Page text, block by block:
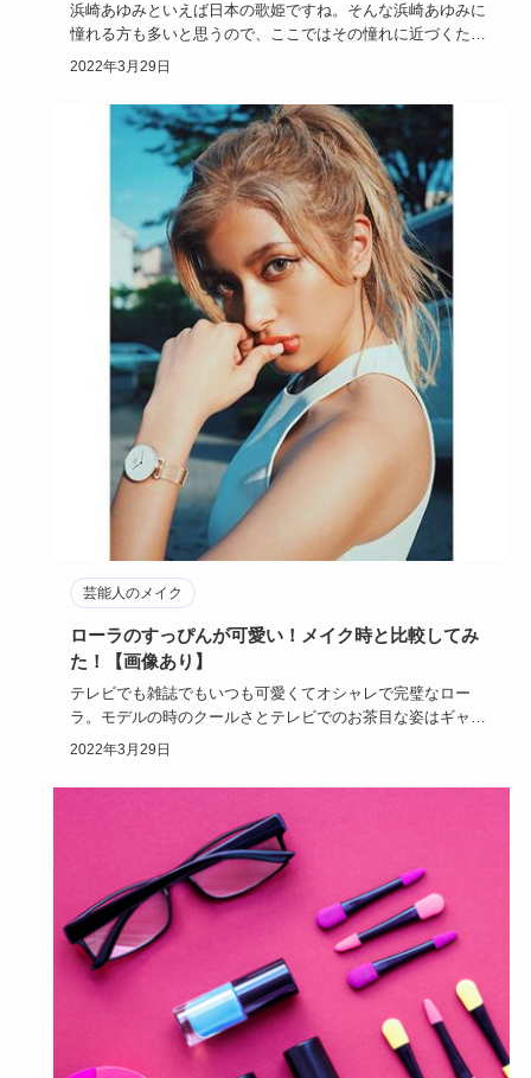
浜崎あゆみといえば日本の歌姫ですね。そんな浜崎あゆみに
憧れる方も多いと思うので、ここではその憧れに近づくため
のメイク方法を…
2022年3月29日
芸能人のメイク
ローラのすっぴんが可愛い！メイク時と比較してみ
た！【画像あり】
テレビでも雑誌でもいつも可愛くてオシャレで完璧なロー
ラ。モデルの時のクールさとテレビでのお茶目な姿はギャッ
プを感じますが、…
2022年3月29日